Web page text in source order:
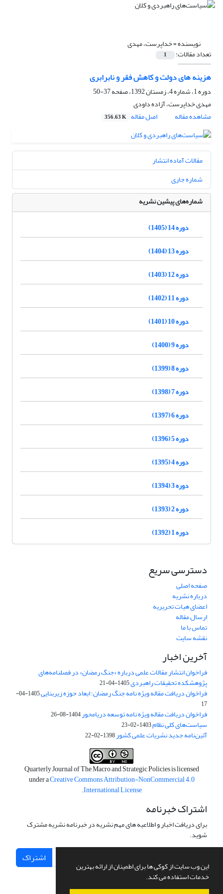
این وب سایت از کوکی ها برای اطمینان از ارائه بهترین
خدمات استفاده می کند.
نویسنده =خداپرست، مهدی
تعداد مقالات: 1
هزینه های دولت و کاهش فقر و نابرابری
دوره 1، شماره 4، زمستان 1392، صفحه
37-50
مهدی خداپرست، آزاده داودی
مشاهده مقاله
اصل مقاله 356.63 K
مقالات آماده انتشار
شماره جاری
شماره‌های پیشین نشریه
دوره 14 (1405)
دوره 13 (1404)
دوره 12 (1403)
دوره 11 (1402)
دوره 10 (1401)
دوره 9 (1400)
دوره 8 (1399)
دوره 7 (1398)
دوره 6 (1397)
دوره 5 (1396)
دوره 4 (1395)
دوره 3 (1394)
دوره 2 (1393)
دوره 1 (1392)
دسترسی سریع
صفحه اصلی
درباره نشریه
اعضای هیات تحریریه
ارسال مقاله
تماس با ما
نقشه سایت
آخرین اخبار
فراخوان انتشار مقالات علمی درباره «جنگ رمضان» در فصلنامه‌های
پژوهشکده تحقیقات راهبردی1405-04-21
فراخوان دریافت مقاله ویژه نامه جنگ رمضان؛ ابعاد حوزه زیربنایی
1405-04-
17
فراخوان دریافت مقاله ویژه نامه توسعه دریامحور1404-08-26
سیاست‌های کلی نظام1403-02-23
آئین‌نامه جدید نشریات علمی کشور1398-02-22
Quarterly Journal of The Macro and Strategic Policies is licensed
under aCreative Commons Attribution-NonCommercial 4.0
International License
.
اشتراک خبرنامه
برای دریافت اخبار و اطلاعیه های مهم نشریه در خبرنامه نشریه مشترک
شوید.
اشتراک